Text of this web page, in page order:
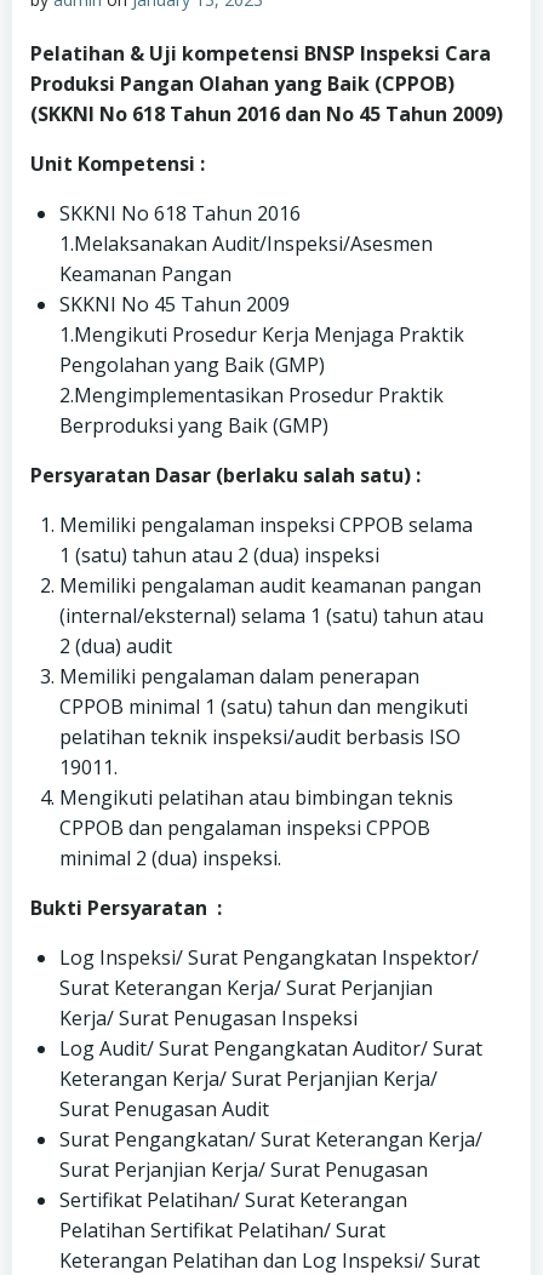
Pelatihan & Uji kompetensi BNSP Inspeksi Cara
Produksi Pangan Olahan yang Baik (CPPOB)
(SKKNI No 618 Tahun 2016 dan No 45 Tahun 2009)
Unit Kompetensi :
SKKNI No 618 Tahun 2016
1.Melaksanakan Audit/Inspeksi/Asesmen
Keamanan Pangan
SKKNI No 45 Tahun 2009
1.Mengikuti Prosedur Kerja Menjaga Praktik
Pengolahan yang Baik (GMP)
2.Mengimplementasikan Prosedur Praktik
Berproduksi yang Baik (GMP)
Persyaratan Dasar (berlaku salah satu) :
Memiliki pengalaman inspeksi CPPOB selama
1 (satu) tahun atau 2 (dua) inspeksi
Memiliki pengalaman audit keamanan pangan
(internal/eksternal) selama 1 (satu) tahun atau
2 (dua) audit
Memiliki pengalaman dalam penerapan
CPPOB minimal 1 (satu) tahun dan mengikuti
pelatihan teknik inspeksi/audit berbasis ISO
19011.
Mengikuti pelatihan atau bimbingan teknis
CPPOB dan pengalaman inspeksi CPPOB
minimal 2 (dua) inspeksi.
Bukti Persyaratan :
Log Inspeksi/ Surat Pengangkatan Inspektor/
Surat Keterangan Kerja/ Surat Perjanjian
Kerja/ Surat Penugasan Inspeksi
Log Audit/ Surat Pengangkatan Auditor/ Surat
Keterangan Kerja/ Surat Perjanjian Kerja/
Surat Penugasan Audit
Surat Pengangkatan/ Surat Keterangan Kerja/
Surat Perjanjian Kerja/ Surat Penugasan
Sertifikat Pelatihan/ Surat Keterangan
Pelatihan Sertifikat Pelatihan/ Surat
Keterangan Pelatihan dan Log Inspeksi/ Surat